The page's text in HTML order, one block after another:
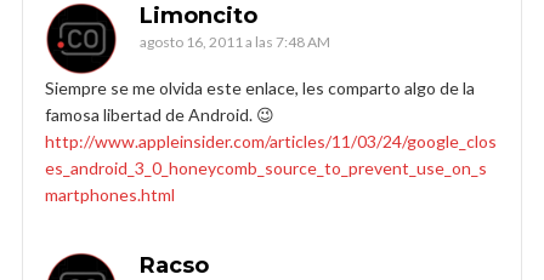
Limoncito
agosto 16, 2011 a las 7:48 AM
Siempre se me olvida este enlace, les comparto algo de la
famosa libertad de Android. 😉
http://www.appleinsider.com/articles/11/03/24/google_clos
es_android_3_0_honeycomb_source_to_prevent_use_on_s
martphones.html
Racso